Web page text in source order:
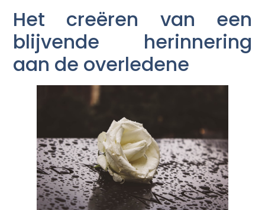
Het creëren van een
blijvende herinnering
aan de overledene